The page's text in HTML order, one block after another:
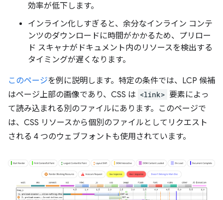
効率が低下します。
インライン化しすぎると、余分なインライン コンテ
ンツのダウンロードに時間がかかるため、プリロー
ド スキャナがドキュメント内のリソースを検出する
タイミングが遅くなります。
このページを例に説明します。特定の条件では、LCP 候補
はページ上部の画像であり、CSS は <link> 要素によっ
て読み込まれる別のファイルにあります。このページで
は、CSS リソースから個別のファイルとしてリクエスト
される 4 つのウェブフォントも使用されています。